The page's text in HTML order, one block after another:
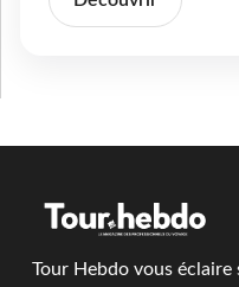
Tour Hebdo vous